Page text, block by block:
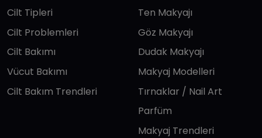
Cilt Tipleri
Cilt Problemleri
Cilt Bakımı
Vücut Bakımı
Cilt Bakım Trendleri
Ten Makyajı
Göz Makyajı
Dudak Makyajı
Makyaj Modelleri
Tırnaklar / Nail Art
Parfüm
Makyaj Trendleri